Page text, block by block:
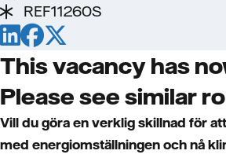
REF11260S
This vacancy has
Please see similar
Vill du göra en verklig skillnad för
med energiomställningen och nå